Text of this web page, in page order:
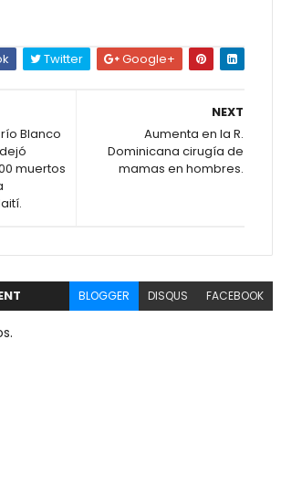
Twitter Google+
NEXT
Aumenta en la R.
Dominicana cirugía de
mamas en hombres.
Blanco
muertos
BLOGGER DISQUS FACEBOOK